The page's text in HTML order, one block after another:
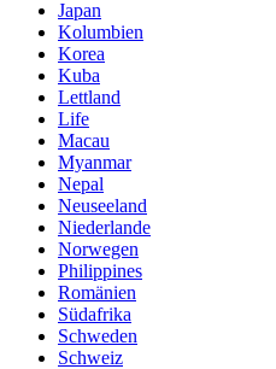
Japan
Kolumbien
Korea
Kuba
Lettland
Life
Macau
Myanmar
Nepal
Neuseeland
Niederlande
Norwegen
Philippines
Romänien
Südafrika
Schweden
Schweiz